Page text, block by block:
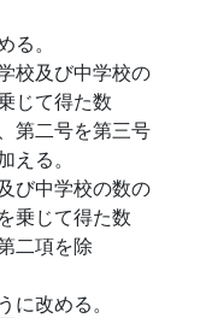
。
校及び中学校の
じて得た数
第二号を第三号
る。
び中学校の数の
乗じて得た数
二項を除
改める。